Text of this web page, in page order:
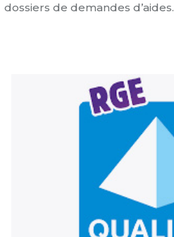
dossiers de demandes d’aides.